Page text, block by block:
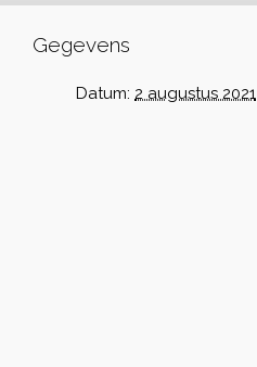
Gegevens
Datum: 2 augustus 2021